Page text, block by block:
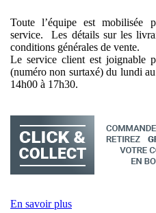
Toute l’équipe est mobilisée
service. Les détails sur les
conditions générales de vente.
Le service client est joignable
(numéro non surtaxé) du lundi
14h00 à 17h30.
En savoir plus